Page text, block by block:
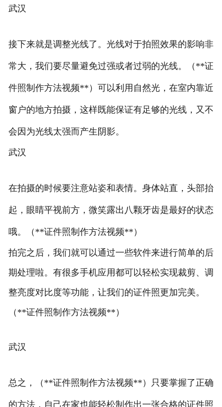
武汉
接下来就是调整光线了。光线对于拍照效果的影响非
常大，我们要尽量避免过强或者过弱的光线。（**证
件照制作方法视频**）可以利用自然光，在室内靠近
窗户的地方拍摄，这样既能保证有足够的光线，又不
会因为光线太强而产生阴影。
武汉
在拍摄的时候要注意站姿和表情。身体站直，头部抬
起，眼睛平视前方，微笑露出八颗牙齿是最好的状态
哦。（**证件照制作方法视频**）
拍完之后，我们就可以通过一些软件来进行简单的后
期处理啦。有很多手机应用都可以轻松实现裁剪、调
整亮度对比度等功能，让我们的证件照更加完美。
（**证件照制作方法视频**）
武汉
总之，（**证件照制作方法视频**）只要掌握了正确
的方法，自己在家也能轻松制作出一张合格的证件照